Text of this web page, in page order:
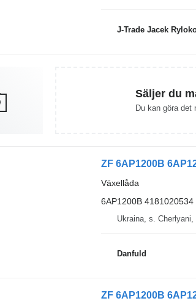
J-Trade Jacek
Säljer du
Du kan göra det
ZF 6AP1200B
Växellåda
6AP1200B 4181020534
Ukraina, s.
Danfuld
ZF 6AP1200B